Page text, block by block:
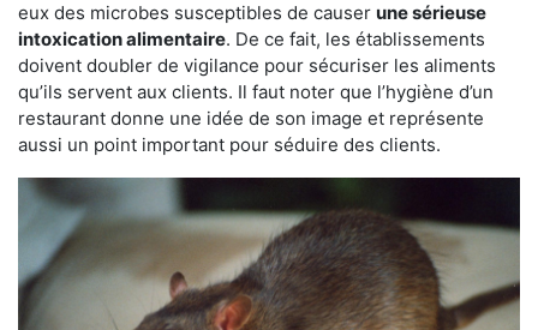
eux des microbes susceptibles de causer une sérieuse
intoxication alimentaire. De ce fait, les établissements
doivent doubler de vigilance pour sécuriser les aliments
qu’ils servent aux clients. Il faut noter que l’hygiène d’un
restaurant donne une idée de son image et représente
aussi un point important pour séduire des clients.